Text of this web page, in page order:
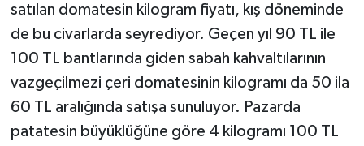
satılan domatesin kilogram fiyatı, kış döneminde
de bu civarlarda seyrediyor. Geçen yıl 90 TL ile
100 TL bantlarında giden sabah kahvaltılarının
vazgeçilmezi çeri domatesinin kilogramı da 50 ila
60 TL aralığında satışa sunuluyor. Pazarda
patatesin büyüklüğüne göre 4 kilogramı 100 TL